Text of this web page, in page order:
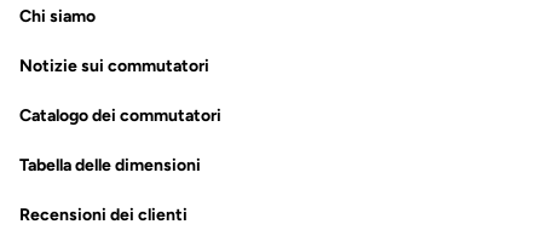
Chi siamo
Notizie sui commutatori
Catalogo dei commutatori
Tabella delle dimensioni
Recensioni dei clienti